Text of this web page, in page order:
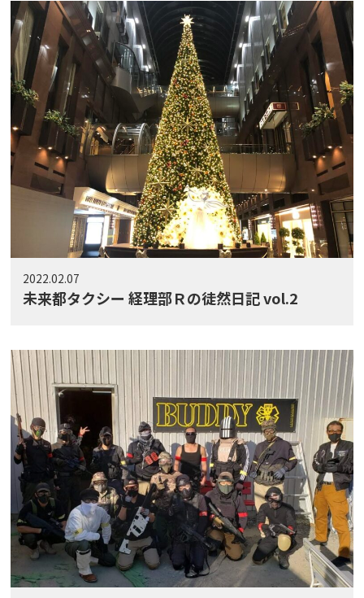
2022.02.07
未来都タクシー 経理部Ｒの徒然日記 vol.2